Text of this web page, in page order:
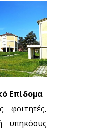
Επίδομα
φοιτητές,
υπηκόους